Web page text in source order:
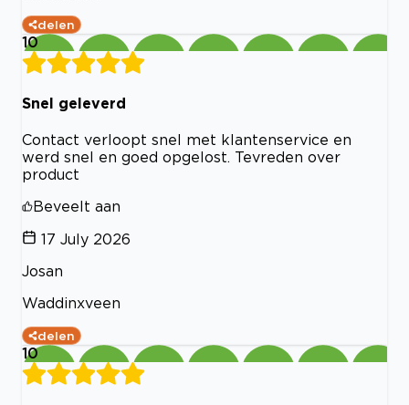
delen
10
Snel geleverd
Contact verloopt snel met klantenservice en
werd snel en goed opgelost. Tevreden over
product
Beveelt aan
17 July 2026
Josan
Waddinxveen
delen
10